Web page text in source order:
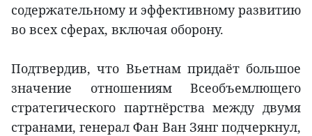
содержательному и эффективному развитию
во всех сферах, включая оборону.
Подтвердив, что Вьетнам придаёт большое
значение отношениям Всеобъемлющего
стратегического партнёрства между двумя
странами, генерал Фан Ван Зянг подчеркнул,